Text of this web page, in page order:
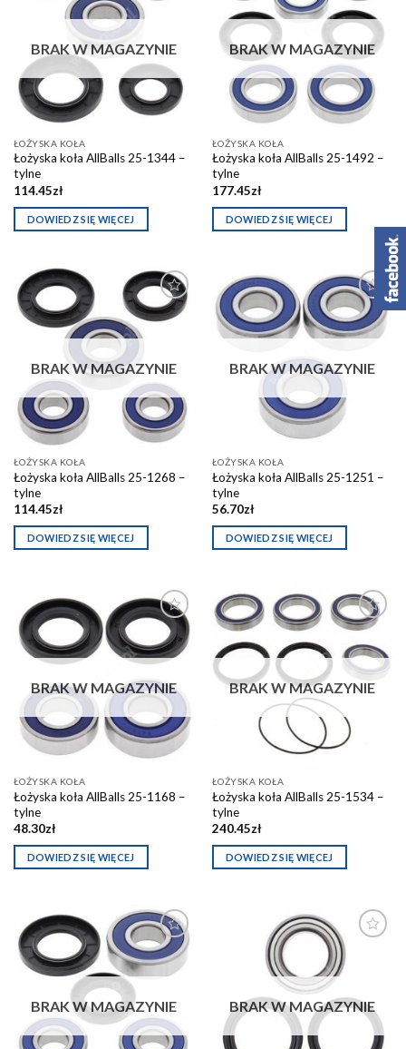
BRAK W MAGAZYNIE
ŁOŻYSKA KOŁA
Łożyska koła AllBalls 25-1344 –
tylne
114.45zł
DOWIEDZ SIĘ WIĘCEJ
Dodaj do
schowka
BRAK W MAGAZYNIE
ŁOŻYSKA KOŁA
Łożyska koła AllBalls 25-1492 –
tylne
177.45zł
DOWIEDZ SIĘ WIĘCEJ
BRAK W MAGAZYNIE
ŁOŻYSKA KOŁA
Łożyska koła AllBalls 25-1268 –
tylne
114.45zł
DOWIEDZ SIĘ WIĘCEJ
BRAK W MAGAZYNIE
ŁOŻYSKA KOŁA
Łożyska koła AllBalls 25-1251 –
tylne
56.70zł
DOWIEDZ SIĘ WIĘCEJ
Dodaj do
BRAK W MAGAZYNIE
ŁOŻYSKA KOŁA
Łożyska koła AllBalls 25-1168 –
tylne
48.30zł
DOWIEDZ SIĘ WIĘCEJ
Dodaj do
BRAK W MAGAZYNIE
ŁOŻYSKA KOŁA
Łożyska koła AllBalls 25-1534 –
tylne
240.45zł
DOWIEDZ SIĘ WIĘCEJ
BRAK W MAGAZYNIE BRAK W MAGAZYNIE